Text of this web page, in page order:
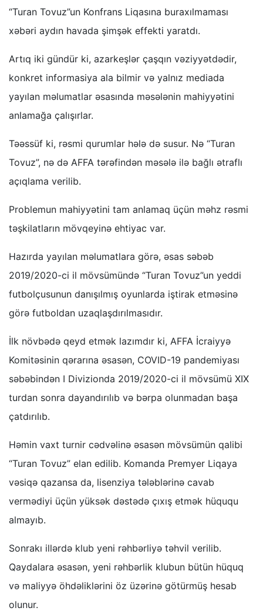
“Turan Tovuz”un Konfrans Liqasına buraxılmaması
xəbəri aydın havada şimşək effekti yaratdı.
Artıq iki gündür ki, azarkeşlər çaşqın vəziyyətdədir,
konkret informasiya ala bilmir və yalnız mediada
yayılan məlumatlar əsasında məsələnin mahiyyətini
anlamağa çalışırlar.
Təəssüf ki, rəsmi qurumlar hələ də susur. Nə “Turan
Tovuz”, nə də AFFA tərəfindən məsələ ilə bağlı ətraflı
açıqlama verilib.
Problemun mahiyyətini tam anlamaq üçün məhz rəsmi
təşkilatların mövqeyinə ehtiyac var.
Hazırda yayılan məlumatlara görə, əsas səbəb
2019/2020-ci il mövsümündə “Turan Tovuz”un yeddi
futbolçusunun danışılmış oyunlarda iştirak etməsinə
görə futboldan uzaqlaşdırılmasıdır.
İlk növbədə qeyd etmək lazımdır ki, AFFA İcraiyyə
Komitəsinin qərarına əsasən, COVID-19 pandemiyası
səbəbindən I Divizionda 2019/2020-ci il mövsümü XIX
turdan sonra dayandırılıb və bərpa olunmadan başa
çatdırılıb.
Həmin vaxt turnir cədvəlinə əsasən mövsümün qalibi
“Turan Tovuz” elan edilib. Komanda Premyer Liqaya
vəsiqə qazansa da, lisenziya tələblərinə cavab
vermədiyi üçün yüksək dəstədə çıxış etmək hüququ
almayıb.
Sonrakı illərdə klub yeni rəhbərliyə təhvil verilib.
Qaydalara əsasən, yeni rəhbərlik klubun bütün hüquq
və maliyyə öhdəliklərini öz üzərinə götürmüş hesab
olunur.